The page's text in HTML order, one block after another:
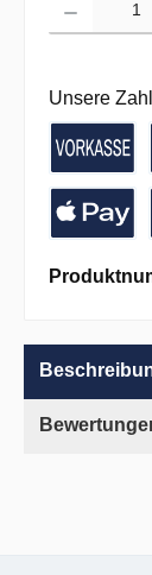
Unsere
Vorkasse /